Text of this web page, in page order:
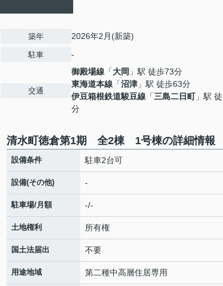
築年 2026年2月(新築)
駐車 -
交通
御殿場線 「大岡 」駅 徒歩73分
東海道本線 「沼津 」駅 徒歩63分
伊豆箱根鉄道駿豆線 「三島二日町」駅
分
清水町徳倉第1期 全2棟 1号棟の詳細情報
設備条件 駐車2台可
設備(その他) -
駐車場/月額 -/-
土地権利 所有権
国土法届出 不要
用途地域 第二種中高層住居専用